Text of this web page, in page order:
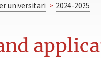
universitari > 2024-2025